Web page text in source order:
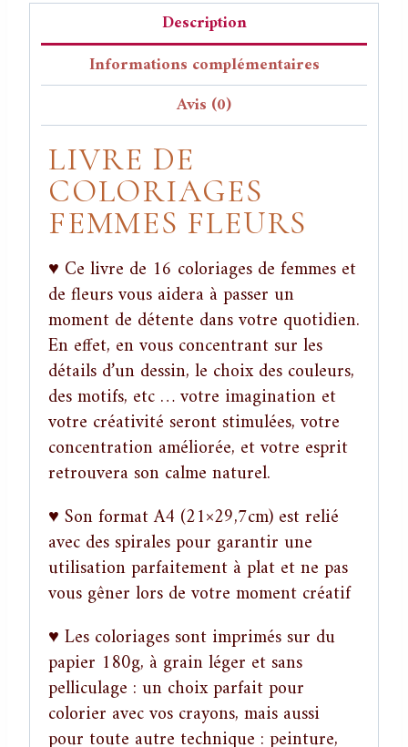
Description
Informations complémentaires
Avis (0)
LIVRE DE
COLORIAGES
FEMMES FLEURS
♥ Ce livre de 16 coloriages de femmes et
de fleurs vous aidera à passer un
moment de détente dans votre quotidien.
En effet, en vous concentrant sur les
détails d’un dessin, le choix des couleurs,
des motifs, etc … votre imagination et
votre créativité seront stimulées, votre
concentration améliorée, et votre esprit
retrouvera son calme naturel.
♥ Son format A4 (21×29,7cm) est relié
avec des spirales pour garantir une
utilisation parfaitement à plat et ne pas
vous gêner lors de votre moment créatif
♥ Les coloriages sont imprimés sur du
papier 180g, à grain léger et sans
pelliculage : un choix parfait pour
colorier avec vos crayons, mais aussi
pour toute autre technique : peinture,